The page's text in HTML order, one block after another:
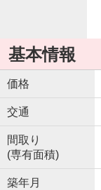
基本情報
価格
交通
間取り
(専有面積)
築年月